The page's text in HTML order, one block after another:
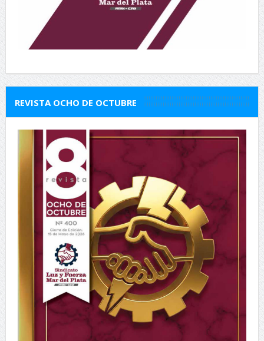
REVISTA OCHO DE OCTUBRE